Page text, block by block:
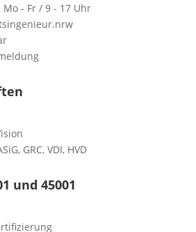
- Fr / 9 - 17 Uhr
, GRC, VDI, HVD
und 45001